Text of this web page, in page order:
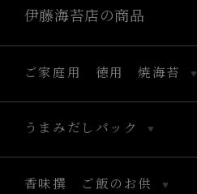
伊藤海苔店の商品
ご家庭用 徳用 焼海苔
うまみだしパック
香味撰 ご飯のお供